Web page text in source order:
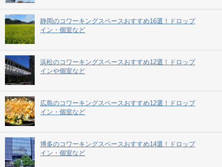
静岡のコワーキングスペースおすすめ16選！ドロップ
イン・個室など
浜松のコワーキングスペースおすすめ12選！ドロップ
インや個室など
広島のコワーキングスペースおすすめ12選！ドロップ
イン・個室など
博多のコワーキングスペースおすすめ14選！ドロップ
イン・個室など